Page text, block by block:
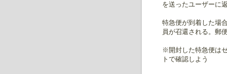
を送ったユーザーに
特急便が到着した場
員が召還される。郵
※開封した特急便は
トで確認しよう